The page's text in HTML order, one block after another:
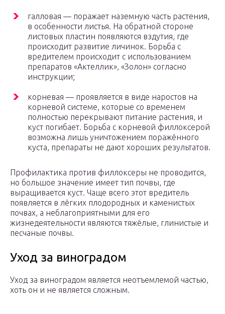
галловая — поражает наземную часть растения,
в особенности листья. На обратной стороне
листовых пластин появляются вздутия, где
происходит развитие личинок. Борьба с
вредителем происходит с использованием
препаратов «Актеллик», «Золон» согласно
инструкции;
корневая — проявляется в виде наростов на
корневой системе, которые со временем
полностью перекрывают питание растения, и
куст погибает. Борьба с корневой филлоксерой
возможна лишь уничтожением поражённого
куста, препараты не дают хороших результатов.
Профилактика против филлоксеры не проводится,
но большое значение имеет тип почвы, где
выращивается куст. Чаще всего этот вредитель
появляется в лёгких плодородных и каменистых
почвах, а неблагоприятными для его
жизнедеятельности являются тяжёлые, глинистые и
песчаные почвы.
Уход за виноградом
Уход за виноградом является неотъемлемой частью,
хоть он и не является сложным.